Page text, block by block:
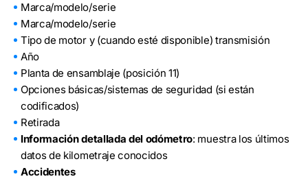
Marca/modelo/serie
Marca/modelo/serie
Tipo de motor y (cuando esté disponible) transmisión
Año
Planta de ensamblaje (posición 11)
Opciones básicas/sistemas de seguridad (si están
codificados)
Retirada
Información detallada del odómetro: muestra los últimos
datos de kilometraje conocidos
Accidentes